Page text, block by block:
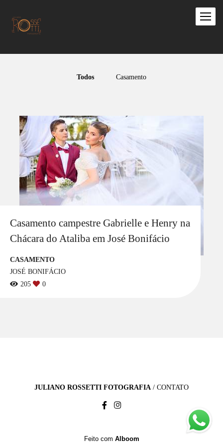
Todos Casamento
Casamento campestre Gabrielle e Henry na
Chácara do Ataliba em José Bonifácio
CASAMENTO
JOSÉ BONIFÁCIO
205
0
JULIANO ROSSETTI FOTOGRAFIA / CONTATO
Feito com Alboom